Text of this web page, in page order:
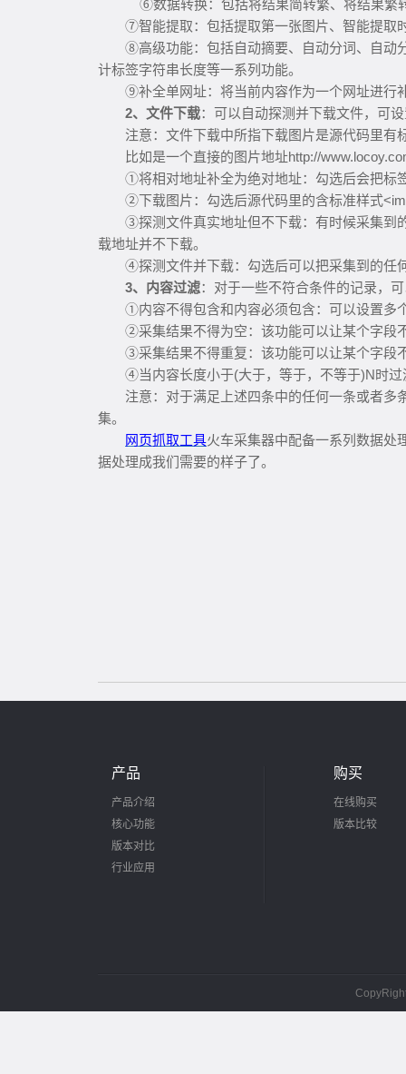
⑥数据转换：包括将结果简转繁、将结果繁
⑦智能提取：包括提取第一张图片、智能提取
⑧高级功能：包括自动摘要、自动分词、自动
计标签字符串长度等一系列功能。
⑨补全单网址：将当前内容作为一个网址进行
2、文件下载：可以自动探测并下载文件，可
注意：文件下载中所指下载图片是源代码里
比如是一个直接的图片地址http://
①将相对地址补全为绝对地址：勾选后会把标
②下载图片：勾选后源代码里的含标准样式
③探测文件真实地址但不下载：有时候采集到
载地址并不下载。
④探测文件并下载：勾选后可以把采集到的任
3、内容过滤：对于一些不符合条件的记录，
①内容不得包含和内容必须包含：可以设置多
②采集结果不得为空：该功能可以让某个字段
③采集结果不得重复：该功能可以让某个字段
④当内容长度小于(大于，等于，不等于)N时
注意：对于满足上述四条中的任何一条或者
集。
网页抓取工具火车采集器中配备一系列数据处
据处理成我们需要的样子了。
产品
产品介绍
核心功能
版本对比
行业应用
购买
在线购买
版本比较